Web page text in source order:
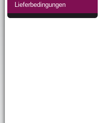
Lieferbedingungen